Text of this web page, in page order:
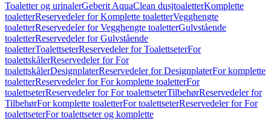
Toaletter og urinalerGeberit AquaClean dusjtoaletterKomplette
toaletterReservedeler for Komplette toaletterVegghengte
toaletterReservedeler for Vegghengte toaletterGulvstående
toaletterReservedeler for Gulvstående
toaletterToalettseterReservedeler for ToalettseterFor
toalettskålerReservedeler for For
toalettskålerDesignplaterReservedeler for DesignplaterFor komplette
toaletterReservedeler for For komplette toaletterFor
toalettseterReservedeler for For toalettseterTilbehørReservedeler for
TilbehørFor komplette toaletterFor toalettseterReservedeler for For
toalettseterFor toalettseter og komplette